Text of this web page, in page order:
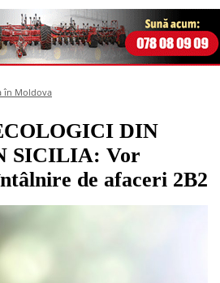
în Moldova
DIN
SICILIA: Vor
de afaceri 2B2